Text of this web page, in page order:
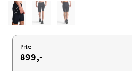
Pris:
899,-